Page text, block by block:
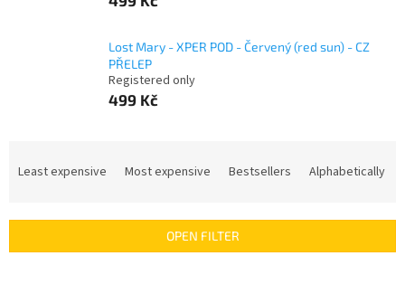
Lost Mary - XPER POD - Červený (red sun) - CZ
PŘELEP
Registered only
499 Kč
c
Least expensive Most expensive Bestsellers Alphabetically
OPEN FILTER